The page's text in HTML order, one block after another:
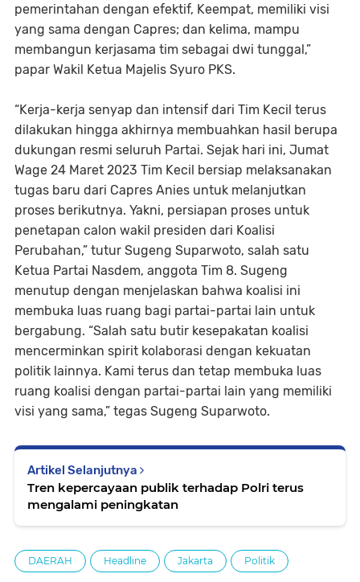
pemerintahan dengan efektif, Keempat, memiliki visi
yang sama dengan Capres; dan kelima, mampu
membangun kerjasama tim sebagai dwi tunggal,”
papar Wakil Ketua Majelis Syuro PKS.
“Kerja-kerja senyap dan intensif dari Tim Kecil terus
dilakukan hingga akhirnya membuahkan hasil berupa
dukungan resmi seluruh Partai. Sejak hari ini, Jumat
Wage 24 Maret 2023 Tim Kecil bersiap melaksanakan
tugas baru dari Capres Anies untuk melanjutkan
proses berikutnya. Yakni, persiapan proses untuk
penetapan calon wakil presiden dari Koalisi
Perubahan,” tutur Sugeng Suparwoto, salah satu
Ketua Partai Nasdem, anggota Tim 8. Sugeng
menutup dengan menjelaskan bahwa koalisi ini
membuka luas ruang bagi partai-partai lain untuk
bergabung. “Salah satu butir kesepakatan koalisi
mencerminkan spirit kolaborasi dengan kekuatan
politik lainnya. Kami terus dan tetap membuka luas
ruang koalisi dengan partai-partai lain yang memiliki
visi yang sama,” tegas Sugeng Suparwoto.
Artikel Selanjutnya
Tren kepercayaan publik terhadap Polri terus
mengalami peningkatan
DAERAH Headline Jakarta Politik